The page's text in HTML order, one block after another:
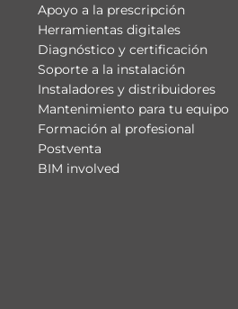
Apoyo a la prescripción
Herramientas digitales
Diagnóstico y certificación
Soporte a la instalación
Instaladores y distribuidores
Mantenimiento para tu equipo
Formación al profesional
Postventa
BIM involved